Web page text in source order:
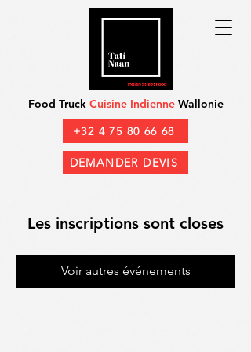
Food Truck Cuisine IndienneWallonie
+32 4 75 80 66 68
DEMANDER DEVIS
Les inscriptions sont closes
Voir autres événements